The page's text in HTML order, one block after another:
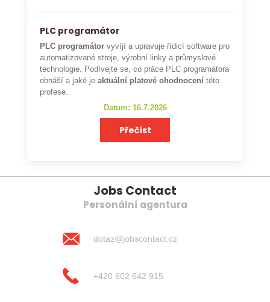
PLC programátor
PLC programátor vyvíjí a upravuje řídicí software pro
automatizované stroje, výrobní linky a průmyslové
technologie. Podívejte se, co práce PLC programátora
obnáší a jaké je aktuální platové ohodnocení této
profese.
Datum: 16.7.2026
Přečíst
Jobs Contact
Personální agentura
dotaz@jobscontact.cz
+420 602 642 915